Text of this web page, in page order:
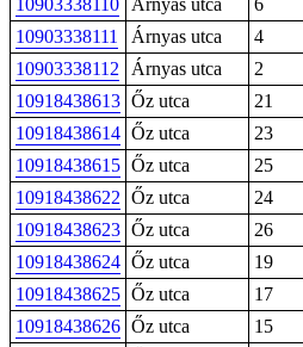
10903338110
Árnyas utca 6
10903338111
Árnyas utca 4
10903338112
Árnyas utca 2
10918438613 Őz utca 21
10918438614 Őz utca 23
10918438615 Őz utca 25
10918438622 Őz utca 24
10918438623 Őz utca 26
10918438624 Őz utca 19
10918438625 Őz utca 17
10918438626 Őz utca 15